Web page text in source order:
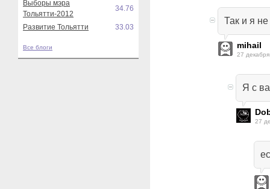
Выборы мэра
Тольятти-2012
34.76
Развитие Тольятти 33.03
Все блоги
Так и я
mihail
27
Я с
27